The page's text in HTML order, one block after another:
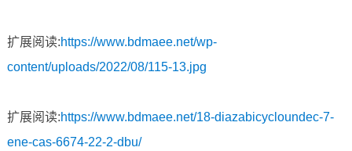
扩展阅读:https://www.bdmaee.net/wp-
content/uploads/2022/08/115-13.jpg
扩展阅读:https://www.bdmaee.net/18-diazabicycloundec-7-
ene-cas-6674-22-2-dbu/